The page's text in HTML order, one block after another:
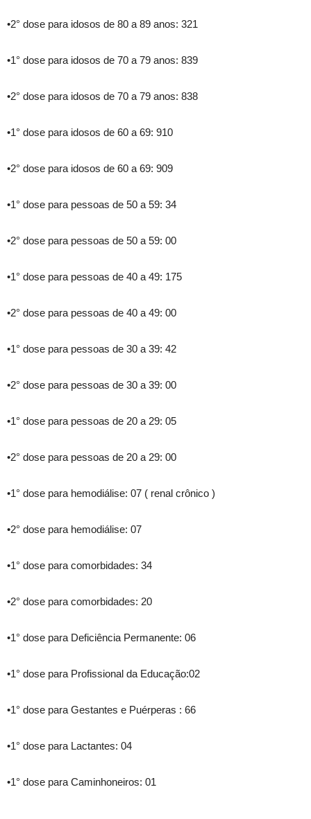
•2° dose para idosos de 80 a 89 anos: 321
•1° dose para idosos de 70 a 79 anos: 839
•2° dose para idosos de 70 a 79 anos: 838
•1° dose para idosos de 60 a 69: 910
•2° dose para idosos de 60 a 69: 909
•1° dose para pessoas de 50 a 59: 34
•2° dose para pessoas de 50 a 59: 00
•1° dose para pessoas de 40 a 49: 175
•2° dose para pessoas de 40 a 49: 00
•1° dose para pessoas de 30 a 39: 42
•2° dose para pessoas de 30 a 39: 00
•1° dose para pessoas de 20 a 29: 05
•2° dose para pessoas de 20 a 29: 00
•1° dose para hemodiálise: 07 ( renal crônico )
•2° dose para hemodiálise: 07
•1° dose para comorbidades: 34
•2° dose para comorbidades: 20
•1° dose para Deficiência Permanente: 06
•1° dose para Profissional da Educação:02
•1° dose para Gestantes e Puérperas : 66
•1° dose para Lactantes: 04
•1° dose para Caminhoneiros: 01